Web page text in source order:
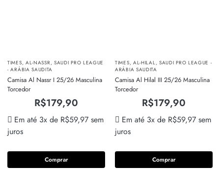
TIMES, AL-NASSR, SAUDI PRO LEAGUE
- ARÁBIA SAUDITA
Camisa Al Nassr I 25/26 Masculina
Torcedor
R$179,90
Em até 3x de R$59,97 sem
juros
Comprar
TIMES, AL-HILAL, SAUDI PRO LEAGUE -
ARÁBIA SAUDITA
Camisa Al Hilal III 25/26 Masculina
Torcedor
R$179,90
Em até 3x de R$59,97 sem
juros
Comprar